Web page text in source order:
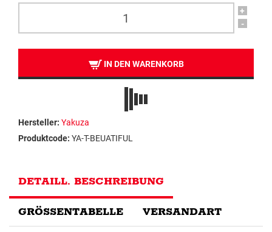
+
-
IN DEN WARENKORB
Hersteller: Yakuza
Produktcode: YA-T-BEUATIFUL
DETAILL. BESCHREIBUNG
GRÖSSENTABELLE VERSANDART